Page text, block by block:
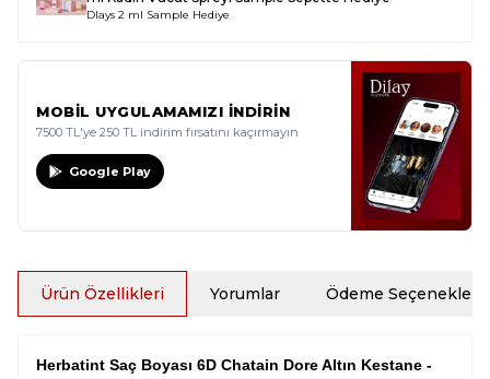
Dlays 2 ml Sample Hediye
MOBİL UYGULAMAMIZI İNDİRİN
7500 TL'ye 250 TL indirim fırsatını kaçırmayın
Google Play
Ürün Özellikleri Yorumlar Ödeme Seçenekleri
Herbatint Saç Boyası 6D Chatain Dore Altın Kestane -